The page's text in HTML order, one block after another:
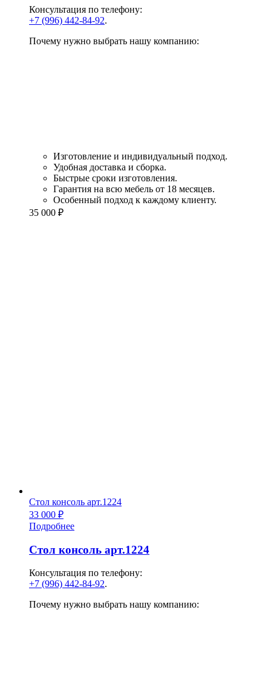
Консультация по телефону:
+7 (996) 442-84-92.
Почему нужно выбрать нашу компанию:
Изготовление и индивидуальный подход.
Удобная доставка и сборка.
Быстрые сроки изготовления.
Гарантия на всю мебель от 18 месяцев.
Особенный подход к каждому клиенту.
35 000 ₽
Стол консоль арт.1224
33 000 ₽
Подробнее
Стол консоль арт.1224
Консультация по телефону:
+7 (996) 442-84-92.
Почему нужно выбрать нашу компанию: